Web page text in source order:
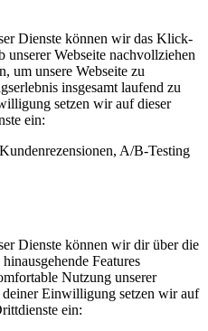
Dienste können wir das Klick-
unserer Webseite nachvollziehen
um unsere Webseite zu
insgesamt laufend zu
setzen wir auf dieser
ein:
A/B-Testing
Dienste können wir dir über die
Features
Nutzung unserer
Einwilligung setzen wir auf
ein: